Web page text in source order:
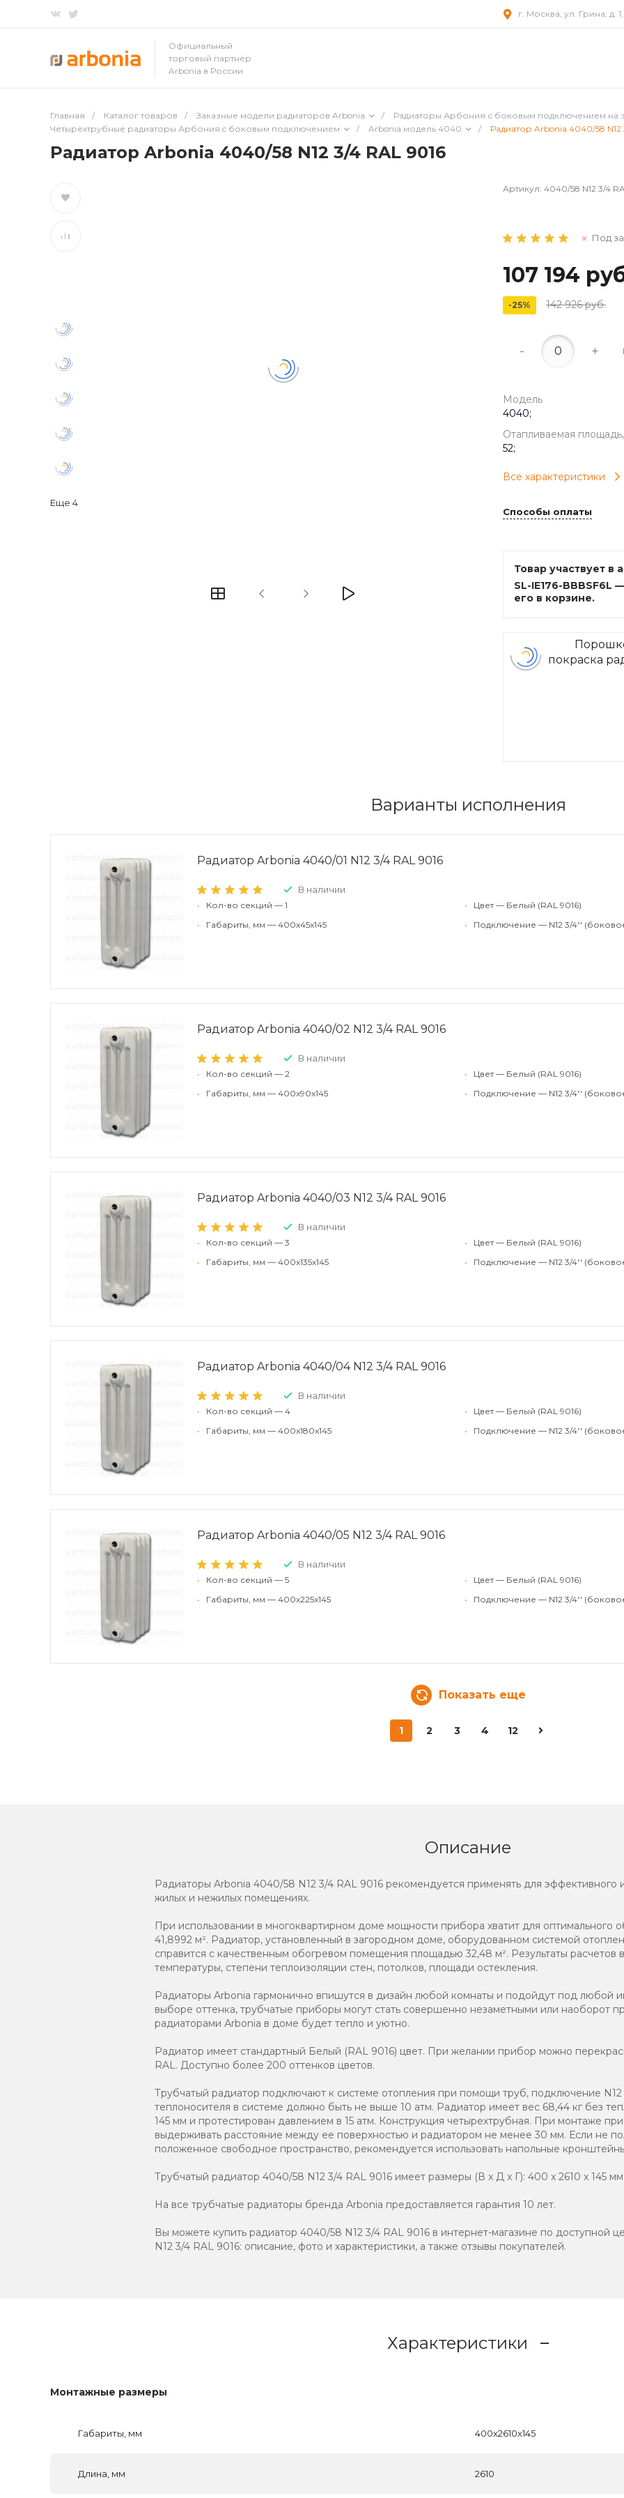
г. Москва, ул. Грина, д.
Официальный
торговый партнёр
Arbonia в России
Главная / Каталог товаров / Заказные модели радиаторов Arbonia / Радиаторы Арбония с боковым подключением на
Четырёхтрубные радиаторы Арбония c боковым подключением
/ Arbonia модель 4040 / Радиатор Arbonia 4040/58 N12
Радиатор Arbonia 4040/58 N12 3/4 RAL 9016
Еще 4
Артикул: 4040/58 N12 3/4
Под
107 194
-25% 142 926 руб.
- +
Модель
4040;
Отапливаемая
52;
Все характеристики
Способы оплаты
Товар участвует в
SL-IE176-BBBSF6L
его в корзине.
покраска
Варианты исполнения
Радиатор Arbonia 4040/01 N12 3/4 RAL 9016
В наличии
•
Кол-во секций — 1
•
Габариты, мм — 400x45x145
•
Цвет — Белый (RAL 9016)
•
Подключение — N12 3/4''
Радиатор Arbonia 4040/02 N12 3/4 RAL 9016
В наличии
•
Кол-во секций — 2
•
Габариты, мм — 400x90x145
•
Цвет — Белый (RAL 9016)
•
Подключение — N12 3/4''
Радиатор Arbonia 4040/03 N12 3/4 RAL 9016
В наличии
•
Кол-во секций — 3
•
Габариты, мм — 400x135x145
•
Цвет — Белый (RAL 9016)
•
Подключение — N12 3/4''
Радиатор Arbonia 4040/04 N12 3/4 RAL 9016
В наличии
•
Кол-во секций — 4
•
Габариты, мм — 400x180x145
•
Цвет — Белый (RAL 9016)
•
Подключение — N12 3/4''
Радиатор Arbonia 4040/05 N12 3/4 RAL 9016
В наличии
•
Кол-во секций — 5
•
Габариты, мм — 400x225x145
•
Цвет — Белый (RAL 9016)
•
Подключение — N12 3/4''
Показать еще
1 2 3 4 12
Описание
Радиаторы Arbonia 4040/58 N12 3/4 RAL 9016 рекомендуется применять для эффективного
жилых и нежилых помещениях.
При использовании в многоквартирном доме мощности прибора хватит для оптимального
41,8992 м². Радиатор, установленный в загородном доме, оборудованном системой
справится с качественным обогревом помещения площадью 32,48 м². Результаты расчетов
температуры, степени теплоизоляции стен, потолков, площади остекления.
Радиаторы Arbonia гармонично впишутся в дизайн любой комнаты и подойдут под любой
выборе оттенка, трубчатые приборы могут стать совершенно незаметными или наоборот
радиаторами Аrbonia в доме будет тепло и уютно.
Радиатор имеет стандартный Белый (RAL 9016) цвет. При желании прибор можно
RAL. Доступно более 200 оттенков цветов.
Трубчатый радиатор подключают к системе отопления при помощи труб, подключение
теплоносителя в системе должно быть не выше 10 атм. Радиатор имеет вес 68,44 кг без
145 мм и протестирован давлением в 15 атм. Конструкция четырехтрубная. При монтаже
выдерживать расстояние между ее поверхностью и радиатором не менее 30 мм. Если не
положенное свободное пространство, рекомендуется использовать напольные
Трубчатый радиатор 4040/58 N12 3/4 RAL 9016 имеет размеры (В x Д x Г): 400 x 2610 x 145 мм.
На все трубчатые радиаторы бренда Аrbonia предоставляется гарантия 10 лет.
Вы можете купить радиатор 4040/58 N12 3/4 RAL 9016 в интернет-магазине по доступной
N12 3/4 RAL 9016: описание, фото и характеристики, а также отзывы покупателей.
Характеристики
Монтажные размеры
Габариты, мм 400x2610x145
Длина, мм 2610